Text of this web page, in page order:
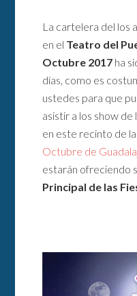
La cartelera del los
en el Teatro del
Octubre 2017 ha
días, como es
ustedes para que
asistir a los show
en este recinto de
Octubre de
estarán ofreciendo
Principal de las